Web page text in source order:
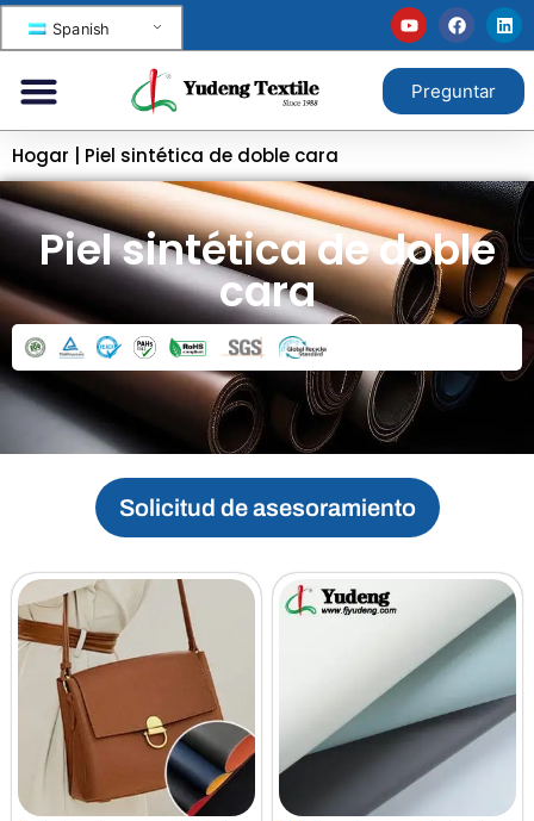
Spanish
Preguntar
Hogar Piel sintética de doble cara
Piel sintética de doble
cara
Solicitud de asesoramiento